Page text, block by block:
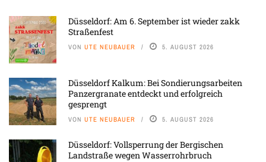
Düsseldorf: Am 6. September ist wieder zakk
Straßenfest
VON UTE NEUBAUER 5. AUGUST 2026
Düsseldorf Kalkum: Bei Sondierungsarbeiten
Panzergranate entdeckt und erfolgreich
gesprengt
VON UTE NEUBAUER 5. AUGUST 2026
Düsseldorf: Vollsperrung der Bergischen
Landstraße wegen Wasserrohrbruch